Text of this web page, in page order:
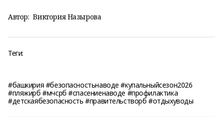
Автор: Виктория Назырова
Теги:
#башкирия #безопасностьнаводе #купальныйсезон2026
#пляжирб #мчсрб #спасениенаводе #профилактика
#детскаябезопасность #правительстворб #отдыхуводы